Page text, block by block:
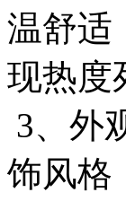
温舒适
现热度
3、外
饰风格